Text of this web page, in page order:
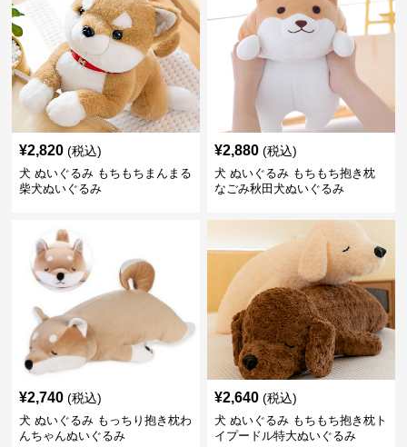
¥2,820 (税込)
犬 ぬいぐるみ もちもちまんまる
柴犬ぬいぐるみ
¥2,880 (税込)
犬 ぬいぐるみ もちもち抱き枕
なごみ秋田犬ぬいぐるみ
¥2,740 (税込)
犬 ぬいぐるみ もっちり抱き枕わ
んちゃんぬいぐるみ
¥2,640 (税込)
犬 ぬいぐるみ もちもち抱き枕ト
イプードル特大ぬいぐるみ